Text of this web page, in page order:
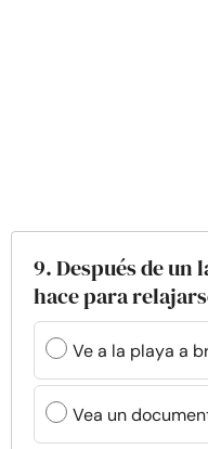
9. Después de un
hace para
Ve a la playa a
Vea un